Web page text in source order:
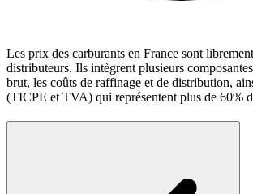
Les prix des carburants en France sont
distributeurs. Ils intègrent plusieurs
brut, les coûts de raffinage et de distribution,
(TICPE et TVA) qui représentent plus de 60%